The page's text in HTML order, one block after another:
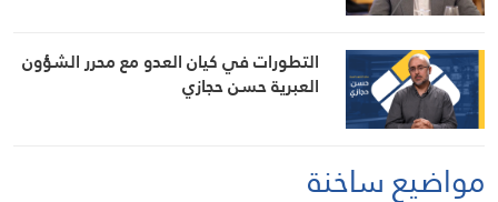
التطورات في كيان العدو مع محرر الشؤون
العبرية حسن حجازي
مواضيع ساخنة